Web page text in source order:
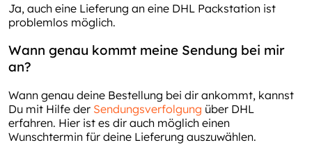
Ja, auch eine Lieferung an eine DHL Packstation ist
problemlos möglich.
Wann genau kommt meine Sendung bei mir
an?
Wann genau deine Bestellung bei dir ankommt, kannst
Du mit Hilfe der Sendungsverfolgung über DHL
erfahren. Hier ist es dir auch möglich einen
Wunschtermin für deine Lieferung auszuwählen.